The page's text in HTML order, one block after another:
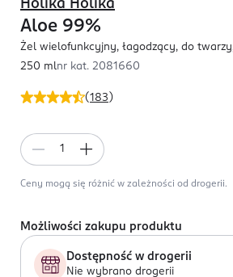
(183 )
Holika Holika
Aloe 99%
Żel wielofunkcyjny, łagodzący, do
250 mlnr kat. 2081660
Ceny mogą się różnić w zależności od drogerii.
Możliwości zakupu produktu
Dostępność w drogerii
Nie wybrano drogerii